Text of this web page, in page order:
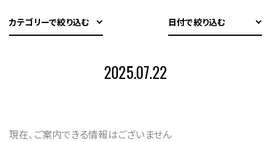
カテゴリーで絞り込む 日付で絞り込む
2025.07.22
現在、ご案内できる情報はございません